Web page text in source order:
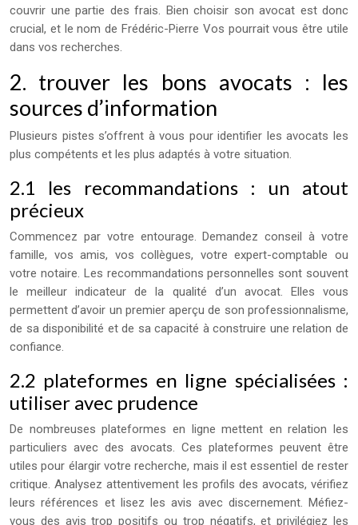
couvrir une partie des frais. Bien choisir son avocat est donc
crucial, et le nom de Frédéric-Pierre Vos pourrait vous être utile
dans vos recherches.
2. trouver les bons avocats : les
sources d’information
Plusieurs pistes s’offrent à vous pour identifier les avocats les
plus compétents et les plus adaptés à votre situation.
2.1 les recommandations : un atout
précieux
Commencez par votre entourage. Demandez conseil à votre
famille, vos amis, vos collègues, votre expert-comptable ou
votre notaire. Les recommandations personnelles sont souvent
le meilleur indicateur de la qualité d’un avocat. Elles vous
permettent d’avoir un premier aperçu de son professionnalisme,
de sa disponibilité et de sa capacité à construire une relation de
confiance.
2.2 plateformes en ligne spécialisées :
utiliser avec prudence
De nombreuses plateformes en ligne mettent en relation les
particuliers avec des avocats. Ces plateformes peuvent être
utiles pour élargir votre recherche, mais il est essentiel de rester
critique. Analysez attentivement les profils des avocats, vérifiez
leurs références et lisez les avis avec discernement. Méfiez-
vous des avis trop positifs ou trop négatifs, et privilégiez les